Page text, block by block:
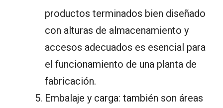
productos terminados bien diseñado
con alturas de almacenamiento y
accesos adecuados es esencial para
el funcionamiento de una planta de
fabricación.
Embalaje y carga: también son áreas